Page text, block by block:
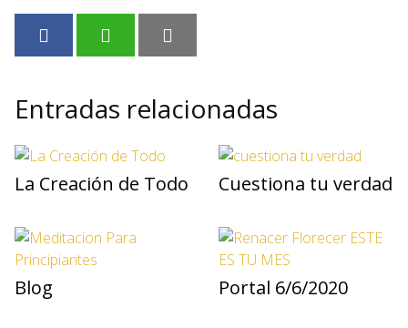
Entradas relacionadas
La Creación de Todo Cuestiona tu verdad
Blog Portal 6/6/2020